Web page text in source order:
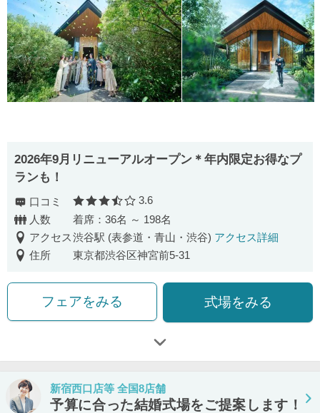
2026年9月リニューアルオープン＊年内限定お得なプ
ランも！
口コミ 口コミ評価
3.6
人数
着席：36名 ～ 198名
アクセス渋谷駅 (表参道・青山・渋谷) アクセス詳細
住所
東京都渋谷区神宮前5-31
フェアをみる 式場をみる
新宿西口店等 全国8店舗
予算に合った結婚式場をご提案します！